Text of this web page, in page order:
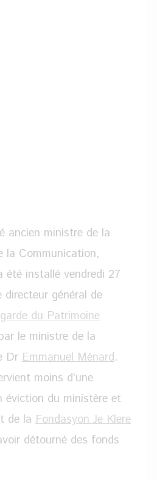
ancien ministre de la
la Communication,
été installé vendredi 27
général de
du Patrimoine
le ministre de la
Dr Emmanuel Ménard.
moins d’une
éviction du ministère et
de la Fondasyon Je Klere
détourné des fonds